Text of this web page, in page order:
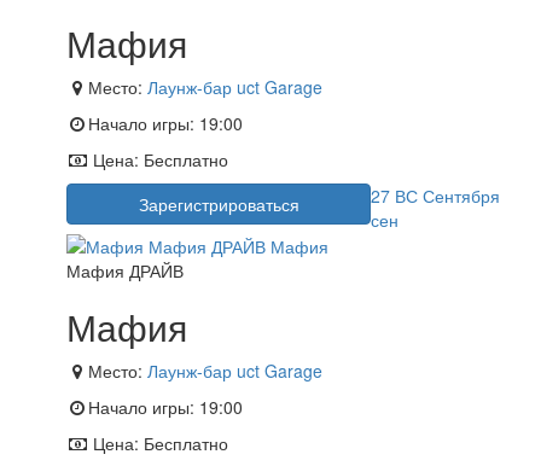
Мафия
Место: Лаунж-бар uct Garage
Начало игры: 19:00
Цена: Бесплатно
Зарегистрироваться
27 ВС Сентября
сен
Мафия ДРАЙВ
Мафия
Место: Лаунж-бар uct Garage
Начало игры: 19:00
Цена: Бесплатно